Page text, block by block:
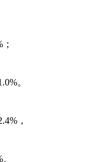
。
，